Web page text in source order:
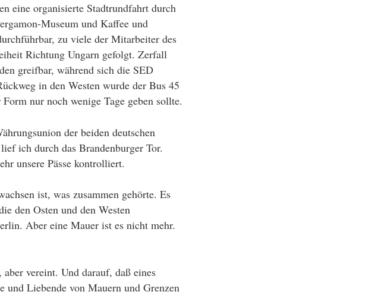
eine organisierte Stadtrundfahrt durch
Museum und Kaffee und
zu viele der Mitarbeiter des
Richtung Ungarn gefolgt. Zerfall
greifbar, während sich die SED
in den Westen wurde der Bus 45
nur noch wenige Tage geben sollte.
der beiden deutschen
ich durch das Brandenburger Tor.
unsere Pässe kontrolliert.
ist, was zusammen gehörte. Es
den Osten und den Westen
Aber eine Mauer ist es nicht mehr.
vereint. Und darauf, daß eines
und Liebende von Mauern und Grenzen